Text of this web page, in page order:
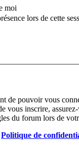
moi
lors de cette
de pouvoir vous
vous inscrire,
du forum lors de
Politique de